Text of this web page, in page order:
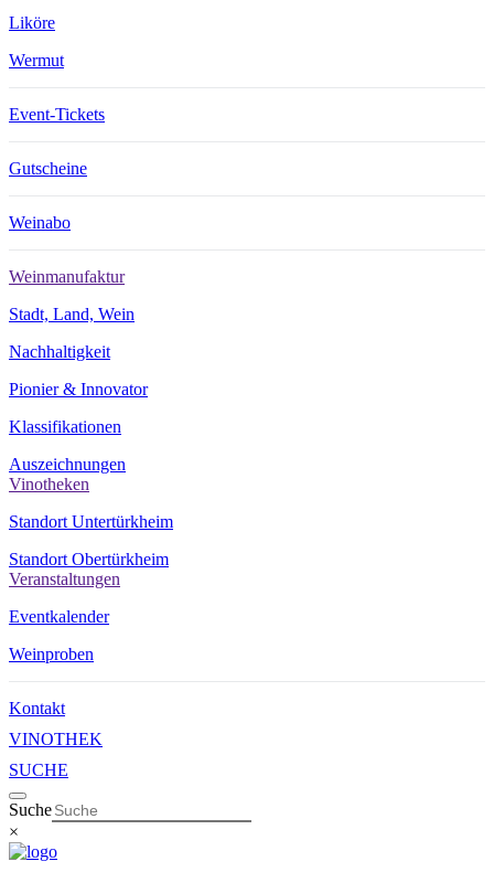
Liköre
Wermut
Event-Tickets
Gutscheine
Weinabo
Weinmanufaktur
Stadt, Land, Wein
Nachhaltigkeit
Pionier & Innovator
Klassifikationen
Auszeichnungen
Vinotheken
Standort Untertürkheim
Standort Obertürkheim
Veranstaltungen
Eventkalender
Weinproben
Kontakt
VINOTHEK
SUCHE
Suche
×